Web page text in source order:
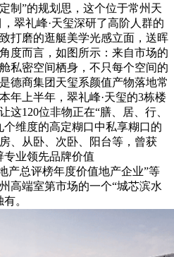
制”的规划思，这个位于常州天
翠礼峰·天玺深研了高阶人群的
打磨的逛艇美学光感立面，送晖
度而言，如图所示：来自市场的
私密空间栖身，不只每个空间的
德商集团天玺系颜值产物落地常
年上半年，翠礼峰·天玺的3栋楼
这120位非物正在“膳、居、行、
维度的高定糊口中私享糊口的
、从卧、次卧、阳台等，曾获
专业领先品牌价值
产总评榜年度价值地产企业”等
高端室第市场的一个“城芯滨水
。